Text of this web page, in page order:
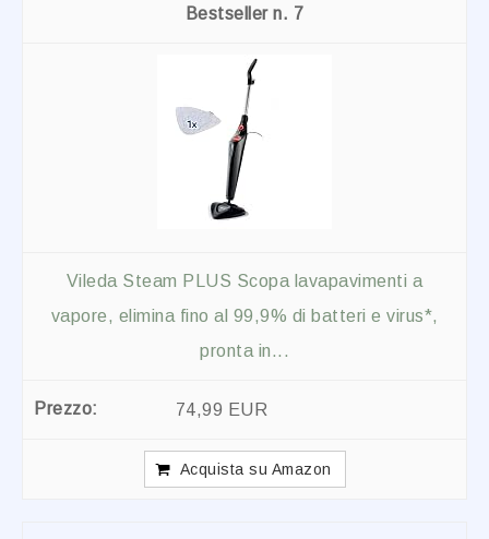
7
Vileda Steam PLUS Scopa lavapavimenti a
vapore, elimina fino al 99,9% di batteri e virus*,
pronta in...
74,99 EUR
Acquista su Amazon